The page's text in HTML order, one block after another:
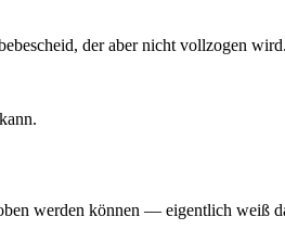
der aber nicht vollzogen
werden können — eigentlich